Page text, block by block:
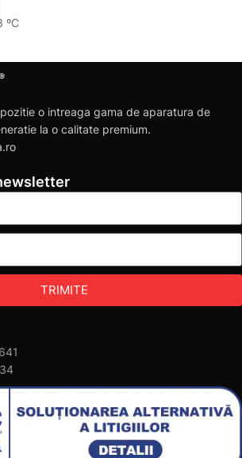
ºC
o intreaga gama de aparatura de
la o calitate premium.
TRIMITE